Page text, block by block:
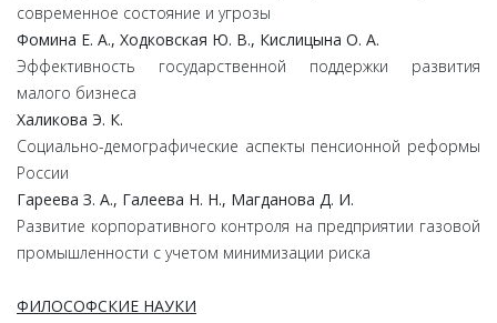
современное состояние и угрозы
Фомина Е. А., Ходковская Ю. В., Кислицына О. А.
Эффективность государственной поддержки развития
малого бизнеса
Халикова Э. К.
Социально-демографические аспекты пенсионной реформы
России
Гареева З. А., Галеева Н. Н., Магданова Д. И.
Развитие корпоративного контроля на предприятии газовой
промышленности с учетом минимизации риска
ФИЛОСОФСКИЕ НАУКИ